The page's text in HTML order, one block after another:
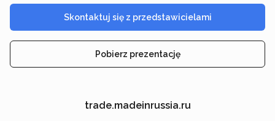
Skontaktuj się z przedstawicielami
Pobierz prezentację
trade.madeinrussia.ru